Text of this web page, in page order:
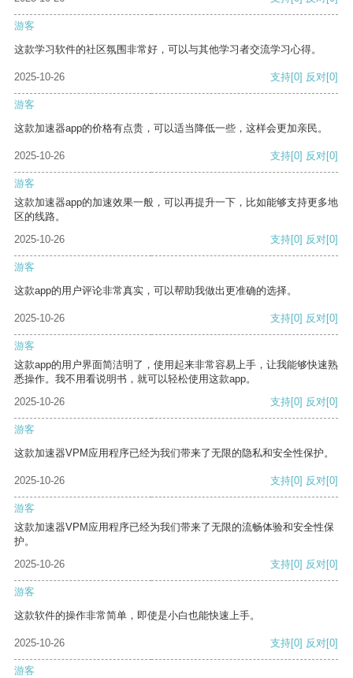
游客
这款学习软件的社区氛围非常好，可以与其他学习者交流学习心得。
2025-10-26 支持[0] 反对[0]
游客
这款加速器app的价格有点贵，可以适当降低一些，这样会更加亲民。
2025-10-26 支持[0] 反对[0]
游客
这款加速器app的加速效果一般，可以再提升一下，比如能够支持更多地
区的线路。
2025-10-26
支持[0] 反对[0]
游客
这款app的用户评论非常真实，可以帮助我做出更准确的选择。
2025-10-26 支持[0] 反对[0]
游客
这款app的用户界面简洁明了，使用起来非常容易上手，让我能够快速熟
悉操作。我不用看说明书，就可以轻松使用这款app。
2025-10-26
支持[0] 反对[0]
游客
这款加速器VPM应用程序已经为我们带来了无限的隐私和安全性保护。
2025-10-26 支持[0] 反对[0]
游客
这款加速器VPM应用程序已经为我们带来了无限的流畅体验和安全性保
护。
2025-10-26
支持[0] 反对[0]
游客
这款软件的操作非常简单，即使是小白也能快速上手。
2025-10-26 支持[0] 反对[0]
游客